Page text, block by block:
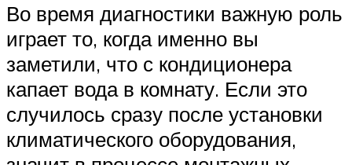
Во время диагностики важную роль
играет то, когда именно вы
заметили, что с кондиционера
капает вода в комнату. Если это
случилось сразу после установки
климатического оборудования,